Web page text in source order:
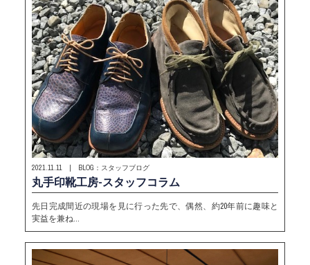
2021.11.11 | BLOG：スタッフブログ
丸手印靴工房-スタッフコラム
先日完成間近の現場を見に行った先で、偶然、約20年前に趣味と
実益を兼ね…